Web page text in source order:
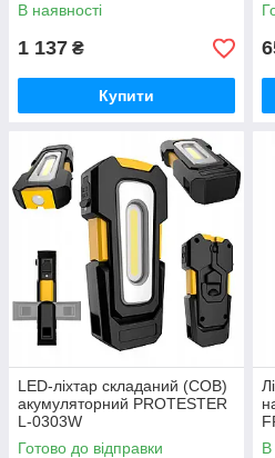
В наявності
1 137 ₴
Купити
LED-ліхтар складаний (COB)
акумуляторний PROTESTER
L-0303W
Готово до відправки
В